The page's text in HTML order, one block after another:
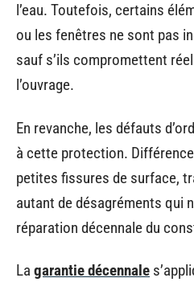
l’eau. Toutefois, certains
ou les fenêtres ne sont pas
sauf s’ils compromettent
l’ouvrage.
En revanche, les défauts
à cette protection.
petites fissures de surface,
autant de désagréments qui
réparation décennale du
La garantie décennale